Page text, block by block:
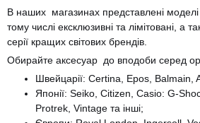
В наших магазинах представлені
тому числі ексклюзивні та лімітовані, а
серії кращих світових брендів.
Обирайте аксесуар до вподоби серед
Швейцарії: Certina, Epos, Balmain,
Японії: Seiko, Citizen, Casio: G-
Protrek, Vintage та інші;